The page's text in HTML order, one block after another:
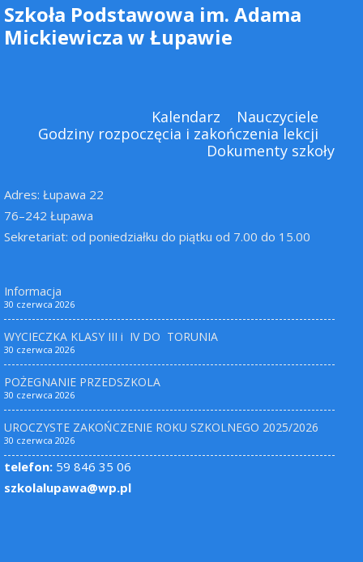
Szkoła Podstawowa im. Adama
Mickiewicza w Łupawie
Kalendarz
Nauczyciele
Godziny rozpoczęcia i zakończenia lekcji
Dokumenty szkoły
Adres: Łupawa 22
76–242 Łupawa
Sekretariat: od poniedziałku do piątku od 7.00 do 15.00
Informacja
30 czerwca 2026
WYCIECZKA KLASY III i IV DO TORUNIA
30 czerwca 2026
POŻEGNANIE PRZEDSZKOLA
30 czerwca 2026
UROCZYSTE ZAKOŃCZENIE ROKU SZKOLNEGO 2025/2026
30 czerwca 2026
telefon: 59 846 35 06
szkolalupawa@wp.pl